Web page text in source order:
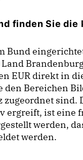
finden Sie
Bund
EUR direkt in
den Bereichen
zugeordnet
ergreift, ist eine
werden,
werden.